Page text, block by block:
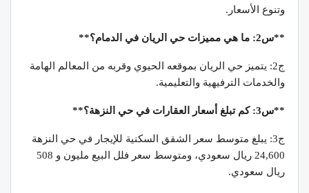
وتنوع الأسعار.
**س2: ما هي مميزات حي الريان في الدمام؟**
ج2: يتميز حي الريان بموقعه الحيوي وقربه من المعالم الهامة
والخدمات الترفيهية والتعليمية.
**س3: كم تبلغ أسعار العقارات في حي النزهة؟**
ج3: يبلغ متوسط سعر الشقق السكنية للإيجار في حي النزهة
24,600 ريال سعودي، ومتوسط سعر فلل البيع مليون و 508
ريال سعودي.